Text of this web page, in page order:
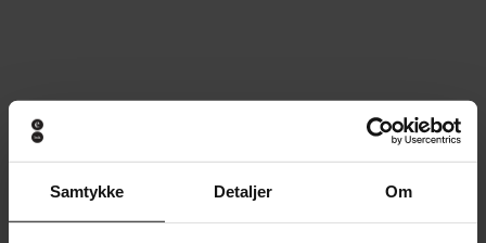
Samtykke Detaljer Om
Undertittel Inspiration for the hit Amazon Prime series
(innleser),Titus Welliver (innleser)